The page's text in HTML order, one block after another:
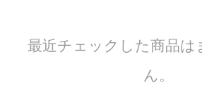
最近チェックした商品は
ん。